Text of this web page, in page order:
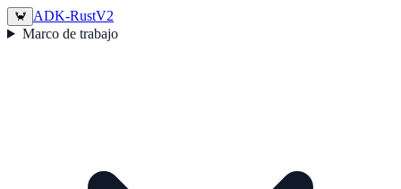
🦀 ADK-RustV2
Marco de trabajo